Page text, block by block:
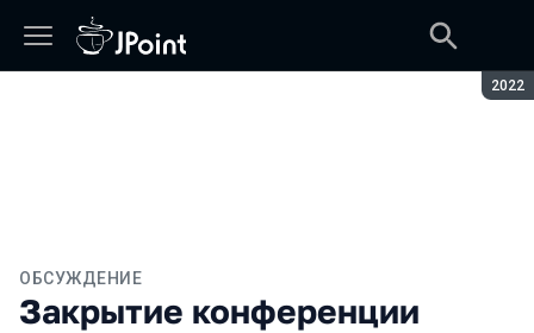
2022
ОБСУЖДЕНИЕ
Закрытие конференции